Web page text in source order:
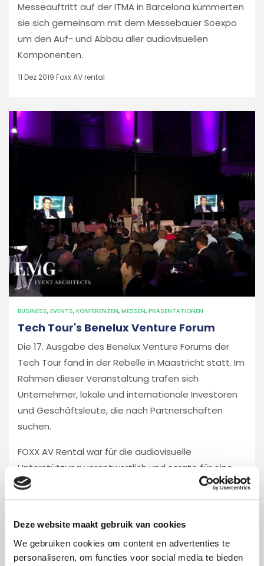
Deze website maakt gebruik van cookies
We gebruiken cookies om content en advertenties te
personaliseren, om functies voor social media te bieden
Messeauftritt auf der ITMA in Barcelona kümmerten
sie sich gemeinsam mit dem Messebauer Soexpo
um den Auf- und Abbau aller audiovisuellen
Komponenten.
11 Dez 2019 Foxx AV rental
BUSINESS, EVENTS, KONFERENZEN, MESSEN, PRÄSENTATIONEN
Tech Tour's Benelux Venture Forum
Die 17. Ausgabe des Benelux Venture Forums der
Tech Tour fand in der Rebelle in Maastricht statt. Im
Rahmen dieser Veranstaltung trafen sich
Unternehmer, lokale und internationale Investoren
und Geschäftsleute, die nach Partnerschaften
suchen.
FOXX AV Rental war für die audiovisuelle
Unterstützung verantwortlich und sorgte für eine
perfekte Licht-, Bild- und Tontechnik.